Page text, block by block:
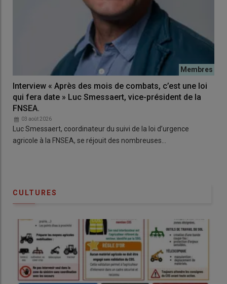
Interview « Après des mois de combats, c’est une loi
qui fera date » Luc Smessaert, vice-président de la
FNSEA.
03 août 2026
Luc Smessaert, coordinateur du suivi de la loi d’urgence
agricole à la FNSEA, se réjouit des nombreuses…
CULTURES